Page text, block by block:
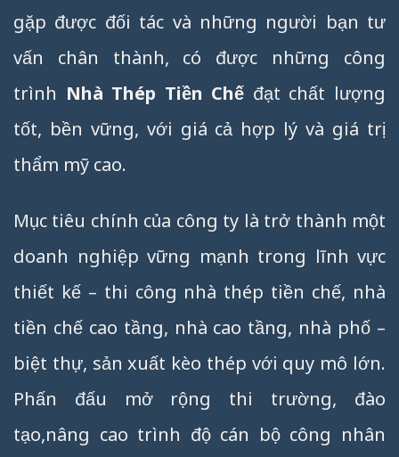
gặp được đối tác và những người bạn tư
vấn chân thành, có được những công
trình Nhà Thép Tiền Chế đạt chất lượng
tốt, bền vững, với giá cả hợp lý và giá trị
thẩm mỹ cao.
Mục tiêu chính của công ty là trở thành một
doanh nghiệp vững mạnh trong lĩnh vực
thiết kế – thi công nhà thép tiền chế, nhà
tiền chế cao tầng, nhà cao tầng, nhà phố –
biệt thự, sản xuất kèo thép với quy mô lớn.
Phấn đấu mở rộng thi trường, đào
tạo,nâng cao trình độ cán bộ công nhân